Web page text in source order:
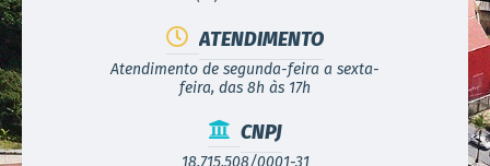
ATENDIMENTO
Atendimento de segunda-feira a sexta-
feira, das 8h às 17h
CNPJ
18.715.508/0001-31